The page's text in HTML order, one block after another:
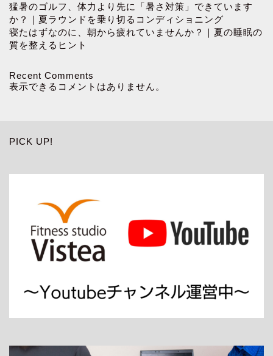
猛暑のゴルフ、体力より先に「暑さ対策」できています
か？｜夏ラウンドを乗り切るコンディショニング
寝たはずなのに、朝から疲れていませんか？｜夏の睡眠の
質を整えるヒント
Recent Comments
表示できるコメントはありません。
PICK UP!